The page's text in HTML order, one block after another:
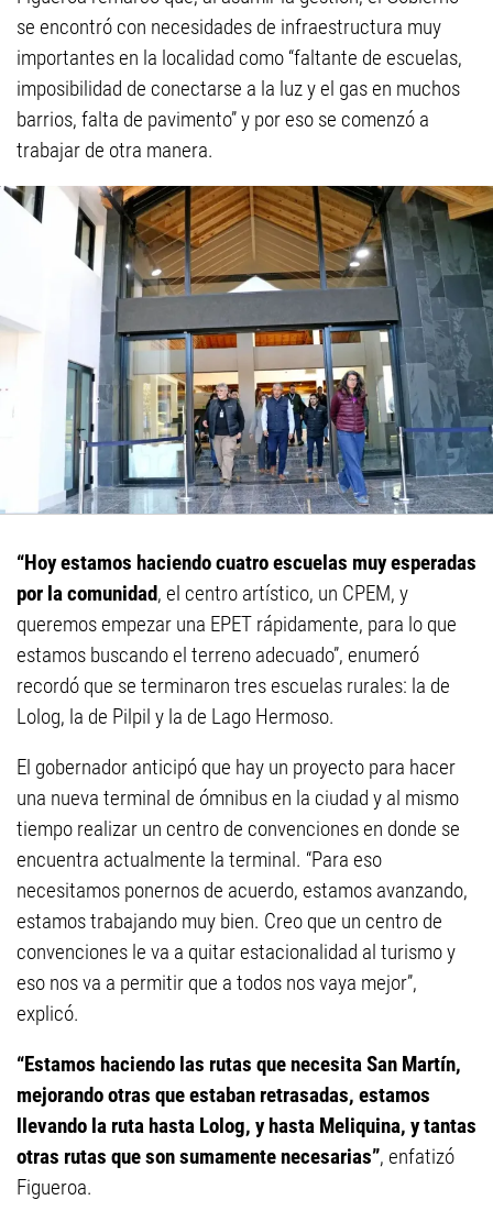
se encontró con necesidades de infraestructura muy
importantes en la localidad como “faltante de escuelas,
imposibilidad de conectarse a la luz y el gas en muchos
barrios, falta de pavimento” y por eso se comenzó a
trabajar de otra manera.
“Hoy estamos haciendo cuatro escuelas muy esperadas
por la comunidad, el centro artístico, un CPEM, y
queremos empezar una EPET rápidamente, para lo que
estamos buscando el terreno adecuado”, enumeró
recordó que se terminaron tres escuelas rurales: la de
Lolog, la de Pilpil y la de Lago Hermoso.
El gobernador anticipó que hay un proyecto para hacer
una nueva terminal de ómnibus en la ciudad y al mismo
tiempo realizar un centro de convenciones en donde se
encuentra actualmente la terminal. “Para eso
necesitamos ponernos de acuerdo, estamos avanzando,
estamos trabajando muy bien. Creo que un centro de
convenciones le va a quitar estacionalidad al turismo y
eso nos va a permitir que a todos nos vaya mejor”,
explicó.
“Estamos haciendo las rutas que necesita San Martín,
mejorando otras que estaban retrasadas, estamos
llevando la ruta hasta Lolog, y hasta Meliquina, y tantas
otras rutas que son sumamente necesarias”, enfatizó
Figueroa.